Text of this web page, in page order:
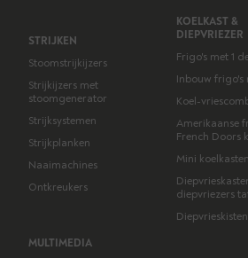
STRIJKEN
Stoomstrijkijzers
Strijkijzers met
stoomgenerator
Strijksystemen
Strijkplanken
Naaimachines
Ontkreukers
MULTIMEDIA
KOELKAST &
DIEPVRIEZER
Frigo's met 1
Inbouw frigo's
Koel-
Amerikaanse
French Doors
Mini koelkasten
diepvriezers
Diepvrieskisten